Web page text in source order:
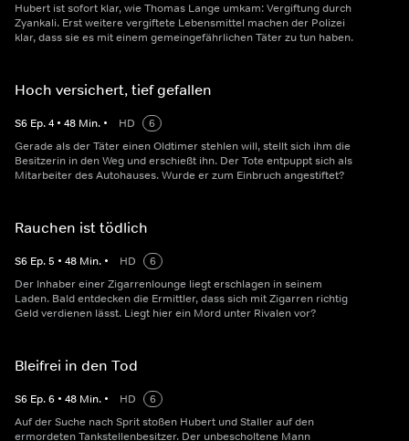
Hubert ist sofort klar, wie Thomas Lange umkam: Vergiftung durch
Zyankali. Erst weitere vergiftete Lebensmittel machen der Polizei
klar, dass sie es mit einem gemeingefährlichen Täter zu tun haben.
Hoch versichert, tief gefallen
S6 Ep.4 • 48 Min. • HD
6
Gerade als der Täter einen Oldtimer stehlen will, stellt sich ihm die
Besitzerin in den Weg und erschießt ihn. Der Tote entpuppt sich als
Mitarbeiter des Autohauses. Wurde er zum Einbruch angestiftet?
Rauchen ist tödlich
S6 Ep.5 • 48 Min. • HD
6
Der Inhaber einer Zigarrenlounge liegt erschlagen in seinem
Laden. Bald entdecken die Ermittler, dass sich mit Zigarren richtig
Geld verdienen lässt. Liegt hier ein Mord unter Rivalen vor?
Bleifrei in den Tod
S6 Ep.6 • 48 Min. • HD
6
Auf der Suche nach Sprit stoßen Hubert und Staller auf den
ermordeten Tankstellenbesitzer. Der unbescholtene Mann